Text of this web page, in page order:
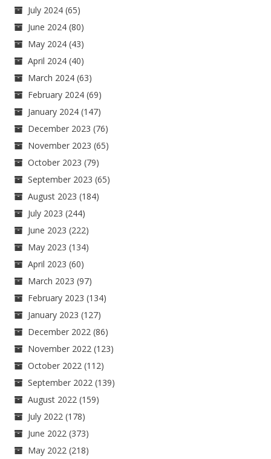
July 2024 (65)
June 2024 (80)
May 2024 (43)
April 2024 (40)
March 2024 (63)
February 2024 (69)
January 2024 (147)
December 2023 (76)
November 2023 (65)
October 2023 (79)
September 2023 (65)
August 2023 (184)
July 2023 (244)
June 2023 (222)
May 2023 (134)
April 2023 (60)
March 2023 (97)
February 2023 (134)
January 2023 (127)
December 2022 (86)
November 2022 (123)
October 2022 (112)
September 2022 (139)
August 2022 (159)
July 2022 (178)
June 2022 (373)
May 2022 (218)